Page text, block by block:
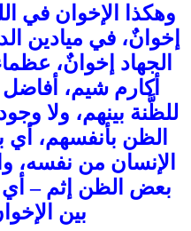
وهكذا الإخوان في
إخوانٌ، في ميادين
الجهاد إخوانٌ،
أكارم شيم،
للظَّنة بينهم، ولا
الظن بأنفسهم، أي
الإنسان من
بعض الظن إثم – أي
بين